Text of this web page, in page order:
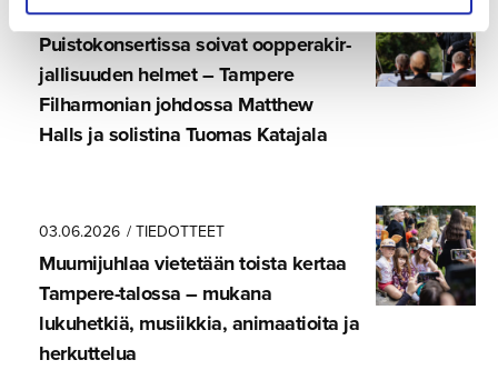
08.06.2026 / TIEDOTTEET
Puistokon­ser­tissa soivat oopperakir­
jal­li­suuden helmet – Tampere
Filharmonian johdossa Matthew
Halls ja solistina Tuomas Katajala
03.06.2026 / TIEDOTTEET
Muumijuhlaa vietetään toista kertaa
Tampere-ta­lossa – mukana
lukuhetkiä, musiikkia, animaatioita ja
herkuttelua